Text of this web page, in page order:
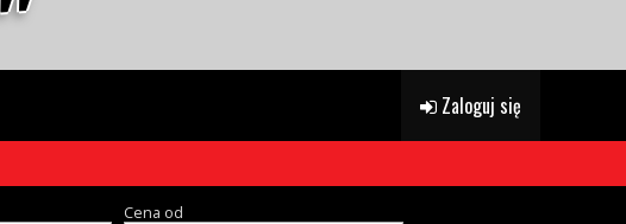
Zaloguj się
Cena od